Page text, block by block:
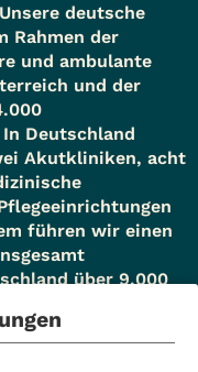
deutsche
Rahmen der
und ambulante
und der
Deutschland
Akutkliniken, acht
führen wir einen
über 9.000